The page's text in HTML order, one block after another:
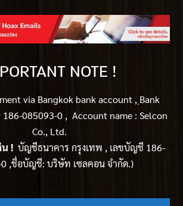
NOTE !
via Bangkok bank account , ฺBank
085093-0 , Account name : Selcon
Co., Ltd.
! บัญชีธนาคาร กรุงเทพ , เลขบัญชี 186-
,ชื่อบัญชี: บริษัท เซลคอน จำกัด.)